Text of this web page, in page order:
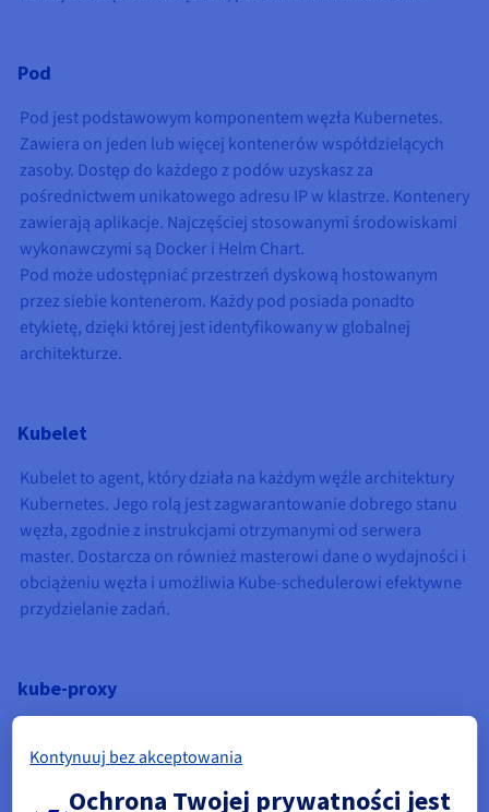
Pod
Pod jest podstawowym komponentem węzła Kubernetes.
Zawiera on jeden lub więcej kontenerów współdzielących
zasoby. Dostęp do każdego z podów uzyskasz za
pośrednictwem unikatowego adresu IP w klastrze. Kontenery
zawierają aplikacje. Najczęściej stosowanymi środowiskami
wykonawczymi są Docker i Helm Chart.
Pod może udostępniać przestrzeń dyskową hostowanym
przez siebie kontenerom. Każdy pod posiada ponadto
etykietę, dzięki której jest identyfikowany w globalnej
architekturze.
Kubelet
Kubelet to agent, który działa na każdym węźle architektury
Kubernetes. Jego rolą jest zagwarantowanie dobrego stanu
węzła, zgodnie z instrukcjami otrzymanymi od serwera
master. Dostarcza on również masterowi dane o wydajności i
obciążeniu węzła i umożliwia Kube-schedulerowi efektywne
przydzielanie zadań.
kube-proxy
na węzłach i umożliwia zarządzanie wirtualnymi adresami IP
podów. Są one wówczas dostępne zarówno w klastrze, jak i
Kontynuuj bez akceptowania
Ochrona Twojej prywatności jest